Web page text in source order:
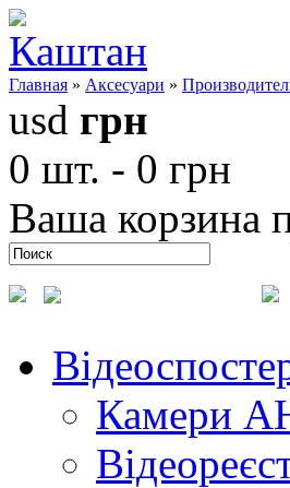
Главная » Аксесуари »
usd грн
0 шт. - 0 грн
Ваша корзина
Камери